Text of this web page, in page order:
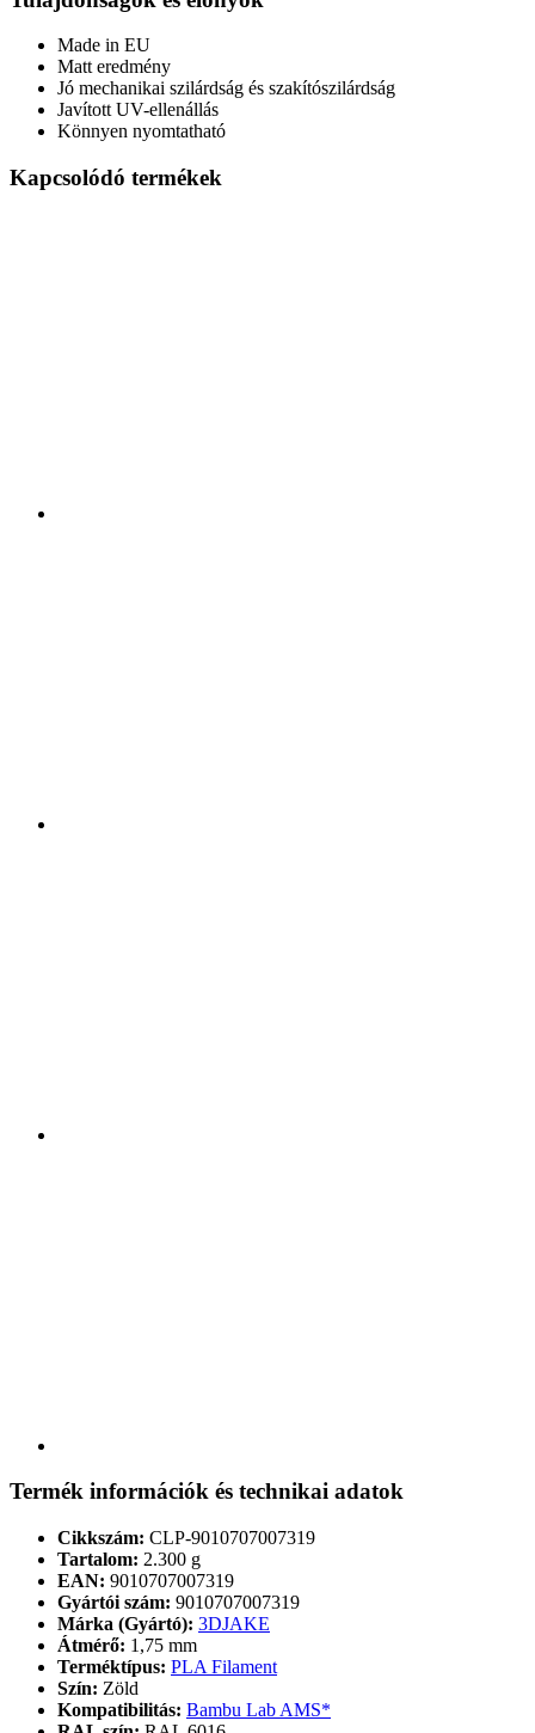
Made in EU
Matt eredmény
Jó mechanikai szilárdság és szakítószilárdság
Javított UV-ellenállás
Könnyen nyomtatható
Kapcsolódó termékek
Termék információk és technikai adatok
Cikkszám: CLP-9010707007319
Tartalom: 2.300 g
EAN: 9010707007319
Gyártói szám: 9010707007319
Márka (Gyártó): 3DJAKE
Átmérő: 1,75 mm
Terméktípus: PLA Filament
Szín: Zöld
Kompatibilitás: Bambu Lab AMS*